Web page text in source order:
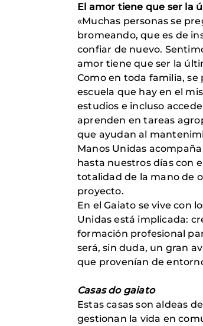
El amor tiene que ser la
«Muchas personas se
bromeando, que es de
confiar de nuevo.
amor tiene que ser la
Como en toda familia,
escuela que hay en el
estudios e incluso
aprenden en tareas
que ayudan al
Manos Unidas
hasta nuestros días con
totalidad de la mano de
proyecto.
En el Gaiato se vive con
Unidas está implicada:
formación profesional
será, sin duda, un gran
que provenían de
Casas do gaiato
Estas casas son aldeas
gestionan la vida en